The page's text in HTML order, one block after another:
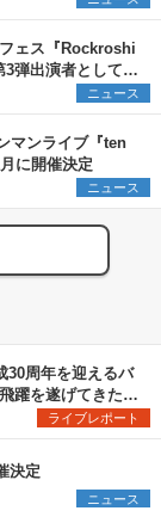
ェス『Rockroshi
弾出演者として
を発表
ニュース
マンライブ『ten
に開催決定
ニュース
周年を迎えるバ
躍を遂げてきたバ
』2日目レポ
ライブレポート
決定
ニュース